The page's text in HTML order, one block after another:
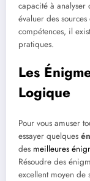
capacité à
évaluer des
compétences, il
pratiques.
Les
Logique
Pour vous amuser
essayer quelques
des meilleures
Résoudre des
excellent moyen de